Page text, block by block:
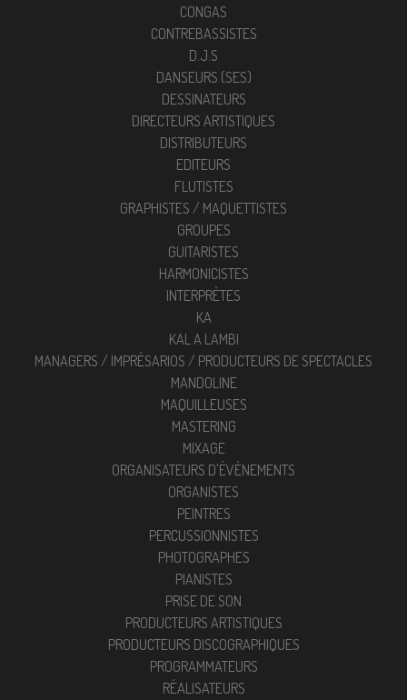
CONGAS
CONTREBASSISTES
D.J.S
DANSEURS (SES)
DESSINATEURS
DIRECTEURS ARTISTIQUES
DISTRIBUTEURS
EDITEURS
FLUTISTES
GRAPHISTES / MAQUETTISTES
GROUPES
GUITARISTES
HARMONICISTES
INTERPRÈTES
KA
KAL A LAMBI
MANAGERS / IMPRÉSARIOS / PRODUCTEURS DE SPECTACLES
MANDOLINE
MAQUILLEUSES
MASTERING
MIXAGE
ORGANISATEURS D'ÉVÈNEMENTS
ORGANISTES
PEINTRES
PERCUSSIONNISTES
PHOTOGRAPHES
PIANISTES
PRISE DE SON
PRODUCTEURS ARTISTIQUES
PRODUCTEURS DISCOGRAPHIQUES
PROGRAMMATEURS
RÉALISATEURS